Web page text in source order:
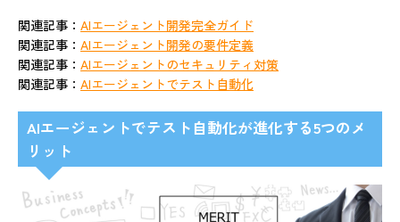
関連記事： AIエージェント開発完全ガイド
関連記事： AIエージェント開発の要件定義
関連記事： AIエージェントのセキュリティ対策
関連記事： AIエージェントでテスト自動化
AIエージェントでテスト自動化が進化する5つのメ
リット